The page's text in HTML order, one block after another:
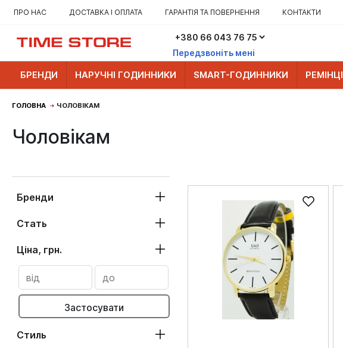
ПРО НАС ДОСТАВКА І ОПЛАТА ГАРАНТІЯ ТА ПОВЕРНЕННЯ КОНТАКТИ
Передзвоніть мені
БРЕНДИ НАРУЧНІ ГОДИННИКИ SMART-ГОДИННИКИ РЕМІНЦІ
ГОЛОВНА ЧОЛОВІКАМ
Бренди
Стать
Ціна, грн.
Застосувати
Стиль
Чоловікам